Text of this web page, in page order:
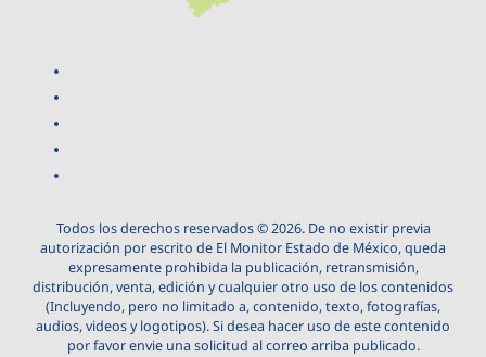
Todos los derechos reservados © 2026. De no existir previa
autorización por escrito de El Monitor Estado de México, queda
expresamente prohibida la publicación, retransmisión,
distribución, venta, edición y cualquier otro uso de los contenidos
(Incluyendo, pero no limitado a, contenido, texto, fotografías,
audios, videos y logotipos). Si desea hacer uso de este contenido
por favor envie una solicitud al correo arriba publicado.